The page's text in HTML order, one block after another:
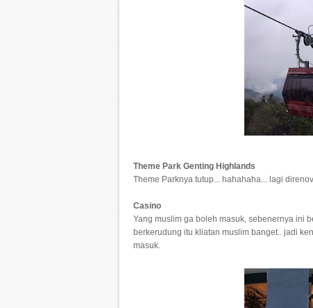
Theme Park Genting Highlands
Theme Parknya tutup... hahahaha... lagi
Casino
Yang muslim ga boleh masuk, sebenernya ini
berkerudung itu kliatan muslim banget.. jadi
masuk.